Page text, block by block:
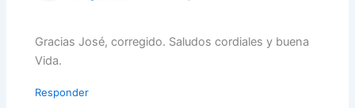
Gracias José, corregido. Saludos cordiales y buena
Vida.
Responder